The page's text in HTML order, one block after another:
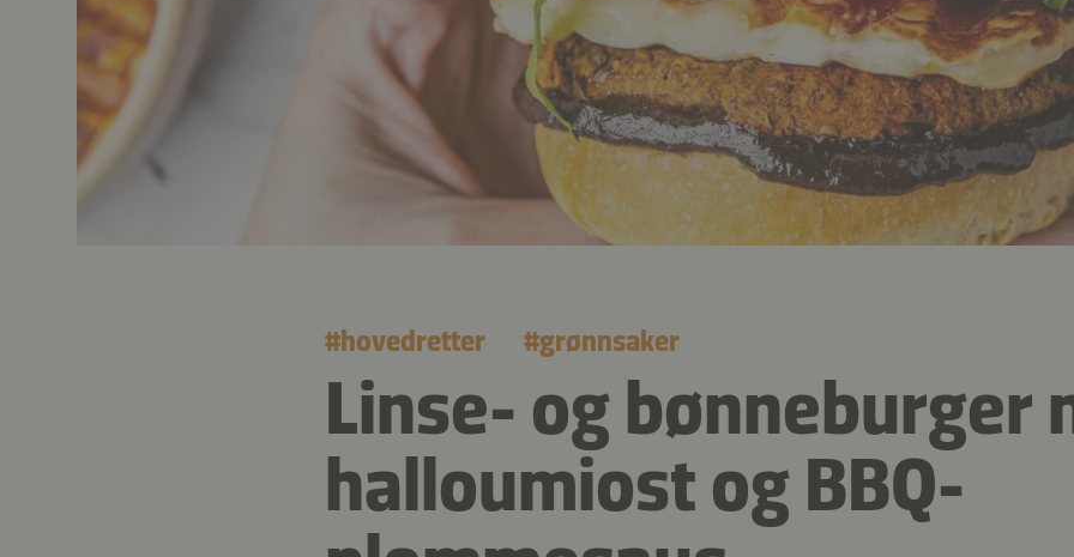
#hovedretter #grønnsaker
Linse- og bønneburger
halloumiost og BBQ-